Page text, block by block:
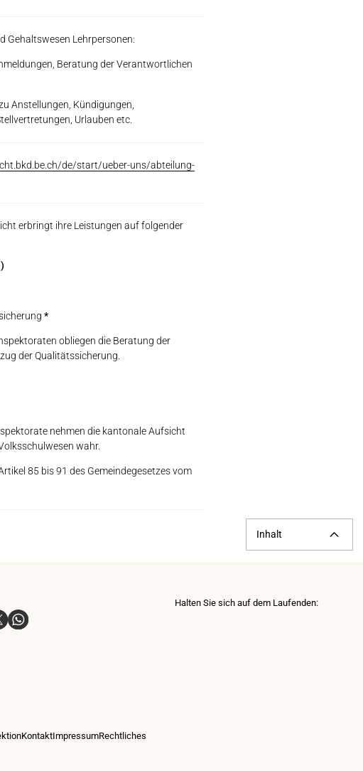
Inhalt
Gehaltswesen Lehrpersonen:
Beratung der Verantwortlichen
Anstellungen, Kündigungen,
Urlauben etc.
de/start/ueber-uns/abteilung-
erbringt ihre Leistungen auf folgender
*
obliegen die Beratung der
der Qualitätssicherung.
nehmen die kantonale Aufsicht
wahr.
85 bis 91 des Gemeindegesetzes vom
Halten Sie sich auf dem Laufenden:
KontaktImpressumRechtliches